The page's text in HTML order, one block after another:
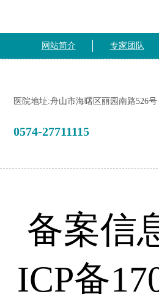
网站简介 专家团队
医院地址:舟山市海曙区丽园南路526号
0574-27711115
备案信
ICP备